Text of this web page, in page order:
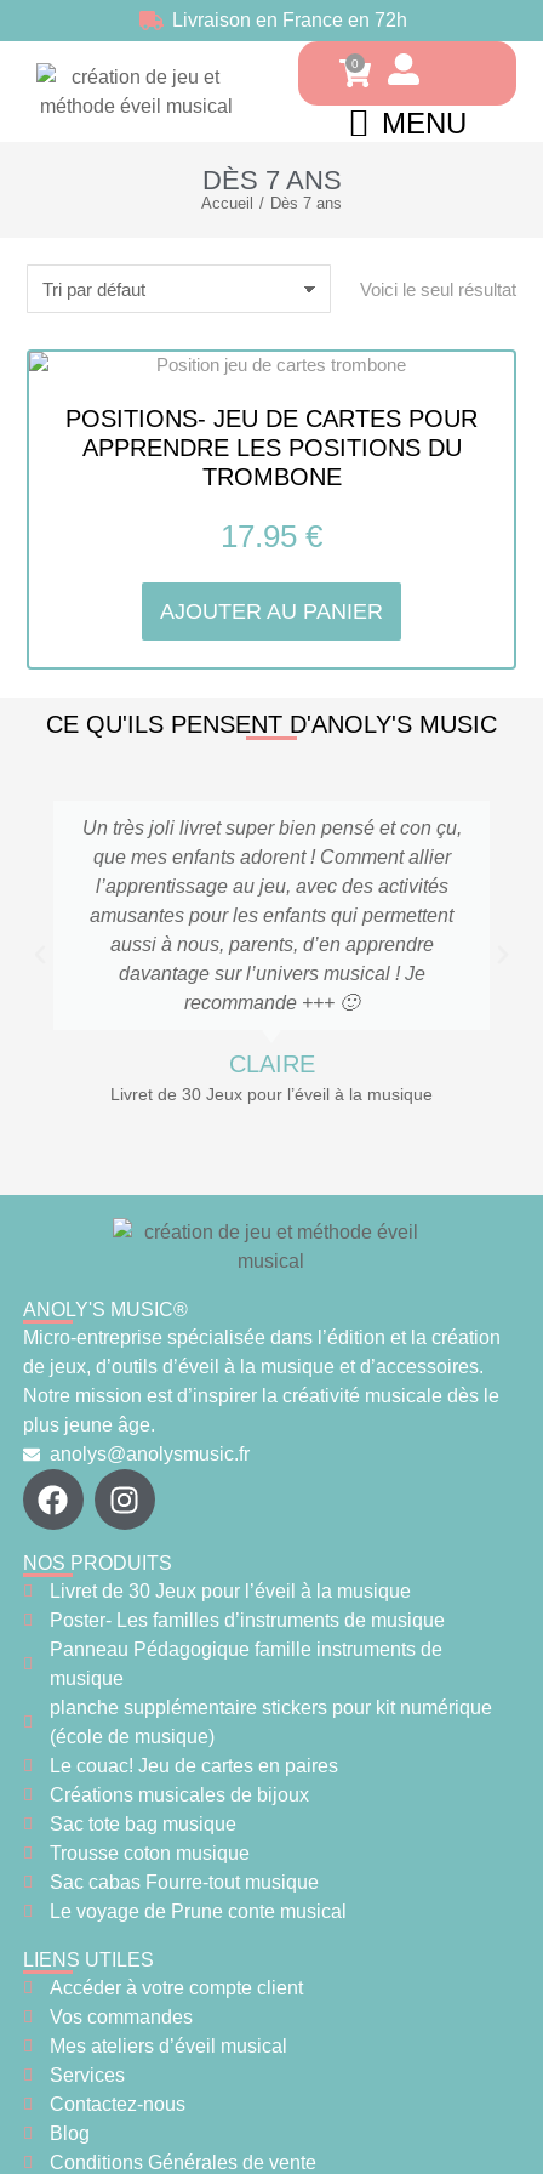
Livraison en France en 72h
MENU
DÈS 7 ANS
Accueil Dès 7 ans
Voici le seul résultat
POSITIONS- JEU DE CARTES POUR
APPRENDRE LES POSITIONS DU
TROMBONE
17.95 €
AJOUTER AU PANIER
CE QU'ILS PENSENT D'ANOLY'S MUSIC
Un très joli livret super bien pensé et con çu,
que mes enfants adorent ! Comment allier
l’apprentissage au jeu, avec des activités
amusantes pour les enfants qui permettent
aussi à nous, parents, d’en apprendre
davantage sur l’univers musical ! Je
recommande +++ 🙂
CLAIRE
Livret de 30 Jeux pour l’éveil à la musique
ANOLY'S MUSIC®
Micro-entreprise spécialisée dans l’édition et la création
de jeux, d’outils d’éveil à la musique et d’accessoires.
Notre mission est d’inspirer la créativité musicale dès le
plus jeune âge.
anolys@anolysmusic.fr
NOS PRODUITS
Livret de 30 Jeux pour l’éveil à la musique
Poster- Les familles d’instruments de musique
Panneau Pédagogique famille instruments de
musique
planche supplémentaire stickers pour kit numérique
(école de musique)
Le couac! Jeu de cartes en paires
Créations musicales de bijoux
Sac tote bag musique
Trousse coton musique
Sac cabas Fourre-tout musique
Le voyage de Prune conte musical
LIENS UTILES
Accéder à votre compte client
Vos commandes
Mes ateliers d’éveil musical
Services
Contactez-nous
Blog
Conditions Générales de vente